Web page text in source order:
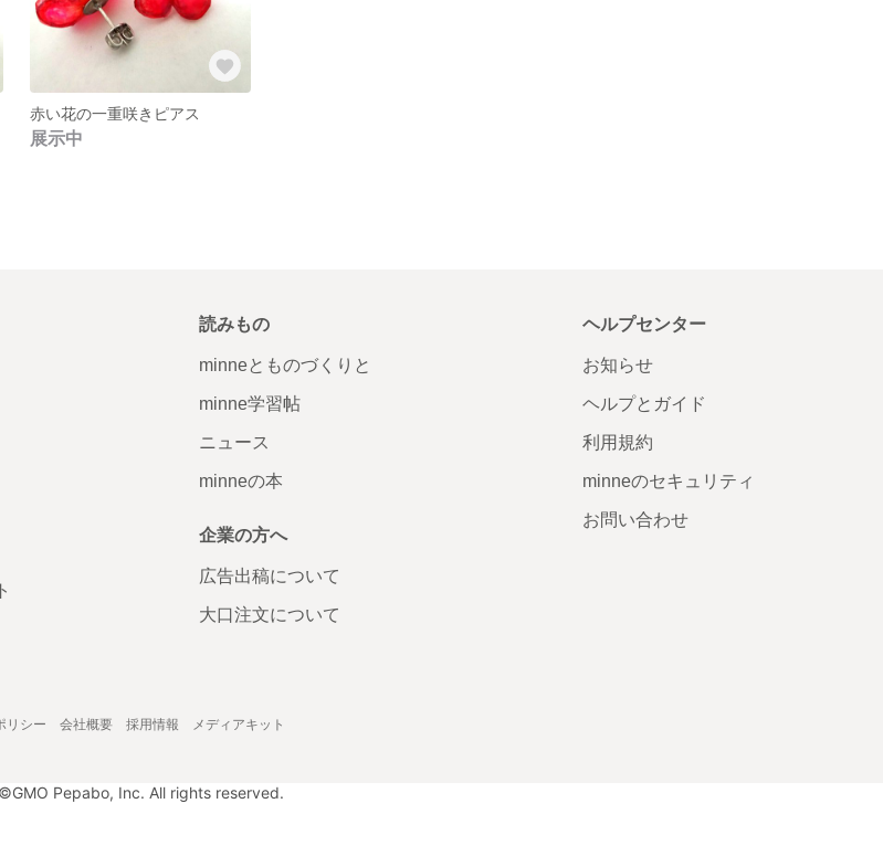
赤い花の一重咲きピアス
展示中
読みもの
minneとものづくりと
minne学習帖
ニュース
minneの本
企業の方へ
広告出稿について
大口注文について
ヘルプセンター
お知らせ
ヘルプとガイド
利用規約
minneのセキュリティ
お問い合わせ
リシー 会社概要 採用情報 メディアキット
©GMO Pepabo, Inc. All rights reserved.